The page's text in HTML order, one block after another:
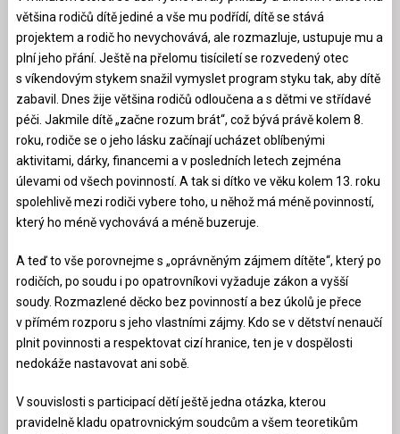
většina rodičů dítě jediné a vše mu podřídí, dítě se stává
projektem a rodič ho nevychovává, ale rozmazluje, ustupuje mu a
plní jeho přání. Ještě na přelomu tisíciletí se rozvedený otec
s víkendovým stykem snažil vymyslet program styku tak, aby dítě
zabavil. Dnes žije většina rodičů odloučena a s dětmi ve střídavé
péči. Jakmile dítě „začne rozum brát“, což bývá právě kolem 8.
roku, rodiče se o jeho lásku začínají ucházet oblíbenými
aktivitami, dárky, financemi a v posledních letech zejména
úlevami od všech povinností. A tak si dítko ve věku kolem 13. roku
spolehlivě mezi rodiči vybere toho, u něhož má méně povinností,
který ho méně vychovává a méně buzeruje.
A teď to vše porovnejme s „oprávněným zájmem dítěte“, který po
rodičích, po soudu i po opatrovníkovi vyžaduje zákon a vyšší
soudy. Rozmazlené děcko bez povinností a bez úkolů je přece
v přímém rozporu s jeho vlastními zájmy. Kdo se v dětství nenaučí
plnit povinnosti a respektovat cizí hranice, ten je v dospělosti
nedokáže nastavovat ani sobě.
V souvislosti s participací dětí ještě jedna otázka, kterou
pravidelně kladu opatrovnickým soudcům a všem teoretikům